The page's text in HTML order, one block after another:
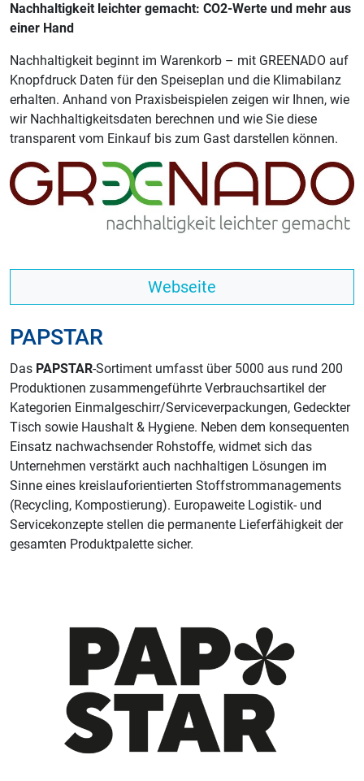
Nachhaltigkeit leichter gemacht: CO2-Werte und mehr aus
einer Hand
Nachhaltigkeit beginnt im Warenkorb – mit GREENADO auf
Knopfdruck Daten für den Speiseplan und die Klimabilanz
erhalten. Anhand von Praxisbeispielen zeigen wir Ihnen, wie
wir Nachhaltigkeitsdaten berechnen und wie Sie diese
transparent vom Einkauf bis zum Gast darstellen können.
Webseite
PAPSTAR
Das PAPSTAR-Sortiment umfasst über 5000 aus rund 200
Produktionen zusammengeführte Verbrauchsartikel der
Kategorien Einmalgeschirr/Serviceverpackungen, Gedeckter
Tisch sowie Haushalt & Hygiene. Neben dem konsequenten
Einsatz nachwachsender Rohstoffe, widmet sich das
Unternehmen verstärkt auch nachhaltigen Lösungen im
Sinne eines kreislauforientierten Stoffstrommanagements
(Recycling, Kompostierung). Europaweite Logistik- und
Servicekonzepte stellen die permanente Lieferfähigkeit der
gesamten Produktpalette sicher.